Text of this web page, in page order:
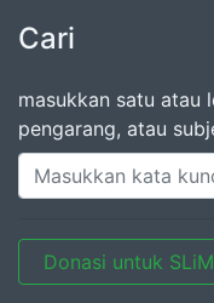
Cari
masukkan satu atau
pengarang, atau
Donasi untuk